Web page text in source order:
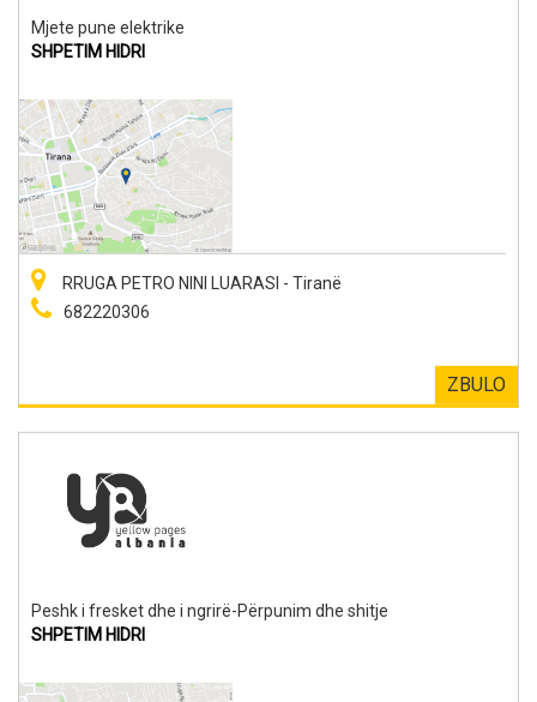
Mjete pune elektrike
SHPETIM HIDRI
RRUGA PETRO NINI LUARASI - Tiranë
682220306
ZBULO
Peshk i fresket dhe i ngrirë-Përpunim dhe shitje
SHPETIM HIDRI